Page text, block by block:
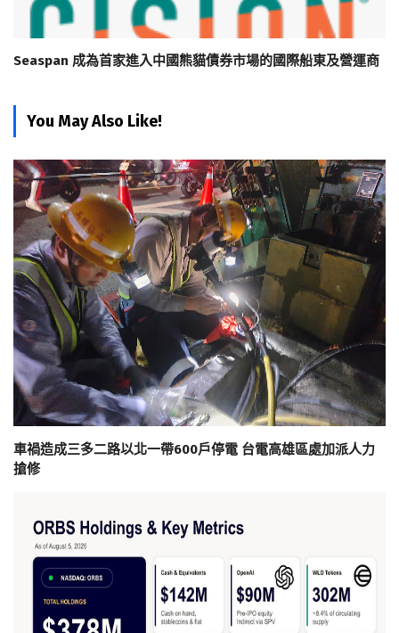
Seaspan 成為首家進入中國熊貓債券市場的國際船東及營運商
You May Also Like!
車禍造成三多二路以北一帶600戶停電 台電高雄區處加派人力
搶修